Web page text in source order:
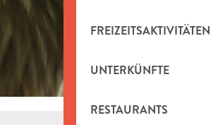
FREIZEITSAKTIVITÄTEN
UNTERKÜNFTE
RESTAURANTS